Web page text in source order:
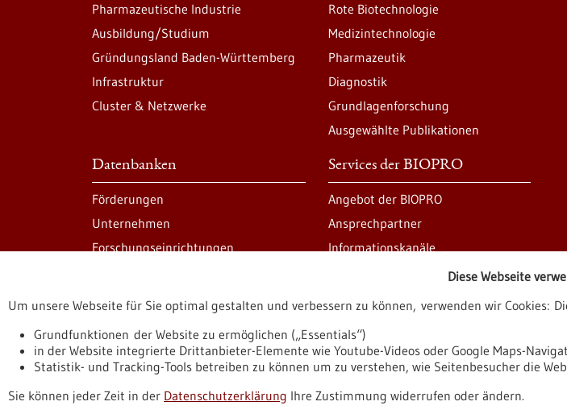
Pharmazeutische Industrie
Ausbildung/Studium
Gründungsland Baden-Württemberg
Infrastruktur
Cluster & Netzwerke
Rote Biotechnologie
Medizintechnologie
Pharmazeutik
Diagnostik
Grundlagenforschung
Ausgewählte Publikationen
Datenbanken
Förderungen
Unternehmen
Forschungseinrichtungen
Services der BIOPRO
Angebot der BIOPRO
Ansprechpartner
Informationskanäle
Informiert bleiben Newsletter abonnieren
Diese Webseite
Um unsere Webseite für Sie optimal gestalten und verbessern zu können, verwenden wir Cookies:
Grundfunktionen der Website zu ermöglichen („Essentials“)
in der Website integrierte Drittanbieter-Elemente wie Youtube-Videos oder Google Maps-
Statistik- und Tracking-Tools betreiben zu können um zu verstehen, wie Seitenbesucher die
Sie können jeder Zeit in der Datenschutzerklärung Ihre Zustimmung widerrufen oder ändern.